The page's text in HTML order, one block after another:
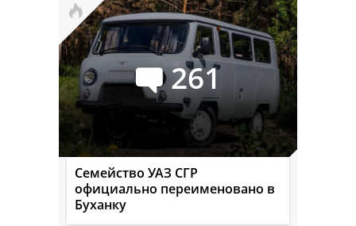
261
Семейство УАЗ СГР
официально переименовано в
Буханку